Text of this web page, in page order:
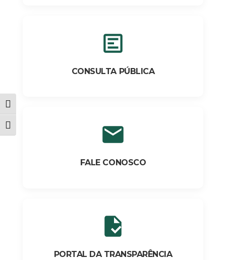
Alternar alto contraste
Alternar tamanho da fonte
CONSULTA PÚBLICA
FALE CONOSCO
PORTAL DA TRANSPARÊNCIA